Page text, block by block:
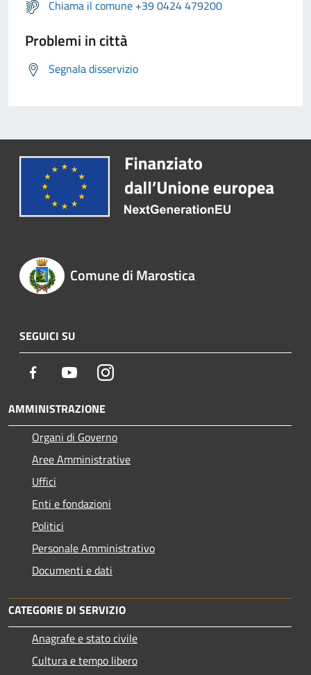
Chiama il comune +39 0424 479200
Problemi in città
Segnala disservizio
Comune di Marostica
SEGUICI SU
Facebook YoutubeInstagram
AMMINISTRAZIONE
Organi di Governo
Aree Amministrative
Uffici
Enti e fondazioni
Politici
Personale Amministrativo
Documenti e dati
CATEGORIE DI SERVIZIO
Anagrafe e stato civile
Cultura e tempo libero